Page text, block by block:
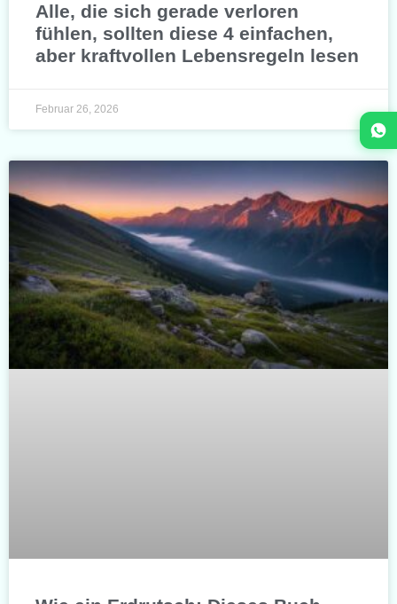
Alle, die sich gerade verloren
fühlen, sollten diese 4 einfachen,
aber kraftvollen Lebensregeln lesen
Februar 26, 2026